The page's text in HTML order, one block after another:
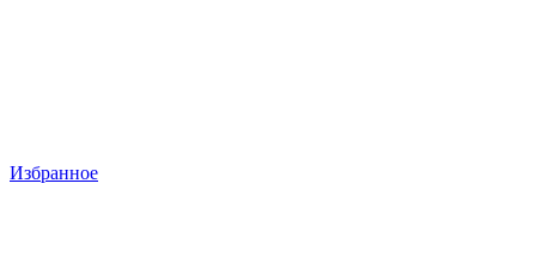
Избранное